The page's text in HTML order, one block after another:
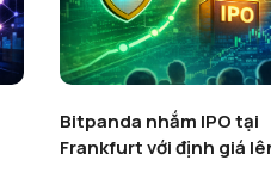
Bitpanda nhắm IPO tại
Frankfurt với định giá